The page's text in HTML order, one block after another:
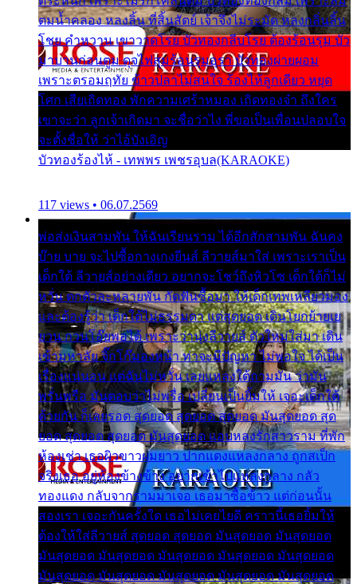
ตมน้ำคลอง หลงลิ้น ที่สิ้นสัตย์ เจ้าจึงไม่ระมัด หลงกลิ่นลิ้น
โชย คำหวาน เขาวาดโรย บัวทองกลีบโรย ต้องร้อนรุม บัว
มาบานก่อนตูม ดุจไฟสุมร้อนรุมอุรา บัวทองผ่ายผอม
เพราะตรอมฤทัย ข้าวปลาไม่สนใจ ร้องไห้ลูกเดียว หยุด
โศก เสียเถิดทอง พักความเศร้าหมอง เถิดทองจ๋า ถึงใคร
เขาจะว่า ลูกเจ้าเกิดมา จะชื่อว่าไง พี่ขอเป็นเพื่อนปลอบใจ
จะตั้งชื่อให้ ว่าไอ้บังเอิญ
บัวทองร้องไห้ - เทพพร เพชรอุบล(KARAOKE)
117 views • 06.07.2569
พ่อส่งเงินสามพัน ให้ฉันเรียนราม ได้อีกสักสามพัน ฉันคง
บ๊าย บาย จะไปซื้อกางเกงยีนส์ ลีวายส์มาใส่ เพราะเราเป็น
เด็กใต้ ลีวายส์อย่างเดียว อยากจะโชว์ถึงหิวโซ เด็กใต้ก็ไม่
หวั่น ตกตัวละหลายพัน กัดฟันซื้อมา ให้เด็กเทพเหลียวมอง
และต้องรู้ว่า เด็กใต้ไม่ธรรมดา แต่สุดยอด เดินโยกย้ายเย
ยวน กวนโอ๊ยพอได้ เพราะว่านุ่งลีวายส์ ตัวใหม่ใส่มา เดิน
เข้ามหาลัย จิ๊กโก๊มองหน้า ท่าจะมีปัญหา ไม่พอใจ ได้เป็น
เรื่องแน่นอน แต่ฉันไม่หวั่น เลยแหลงใต้ถามมัน ว่ามัน
พรั่นพรือ มันตอบว่าไม่พรื่อ เปลี่ยนเป็นยิ้มให้ เจอะเด็กใต้
ด้วยกัน ก็เลยรอด สุดยอด สุดยอด สุดยอด มันสุดยอด สุด
ยอด สุดยอด สุดยอด มันสุดยอด แอบหลงรักสาวราม ที่พัก
ห้องเช่า เธอผิวขาวผมยาว ปากแดงแหลงกลาง ถูกสเป็ก
จริงเธอ อยู่ห้องข้างข้าง อยากเข้าไปแหลงกลาง กลัว
ทองแดง กลับจากรามมาเจอ เธอมาซื้อข้าว แต่ก่อนนั้น
สองเรา เจอะกันครั้งใด เธอไม่เคยไยดี คราวนี้เธอยิ้มให้
ต้องให้ใส่ลีวายส์ สุดยอด สุดยอด มันสุดยอด มันสุดยอด
มันสุดยอด มันสุดยอด มันสุดยอด มันสุดยอด มันสุดยอด
มันสุดยอด มันสุดยอด มันสุดยอด มันสุดยอด มันสุดยอด